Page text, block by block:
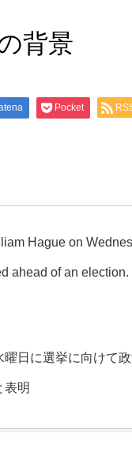
背景
Pocket
Hague on
ahead of an election.
日に選挙に向けて
表明